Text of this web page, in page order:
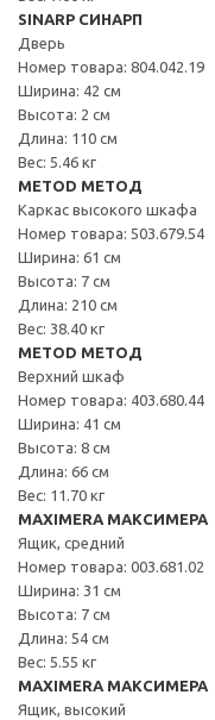
SINARP СИНАРП
Дверь
Номер товара: 804.042.19
Ширина: 42 см
Высота: 2 см
Длина: 110 см
Вес: 5.46 кг
METOD МЕТОД
Каркас высокого шкафа
Номер товара: 503.679.54
Ширина: 61 см
Высота: 7 см
Длина: 210 см
Вес: 38.40 кг
METOD МЕТОД
Верхний шкаф
Номер товара: 403.680.44
Ширина: 41 см
Высота: 8 см
Длина: 66 см
Вес: 11.70 кг
MAXIMERA МАКСИМЕРА
Ящик, средний
Номер товара: 003.681.02
Ширина: 31 см
Высота: 7 см
Длина: 54 см
Вес: 5.55 кг
MAXIMERA МАКСИМЕРА
Ящик, высокий